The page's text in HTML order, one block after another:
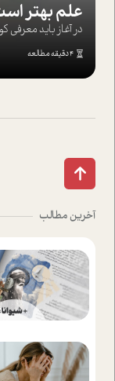
علم بهتر
در آغاز باید معرفی
4 دقیقه مطالعه
آخرین مطالب